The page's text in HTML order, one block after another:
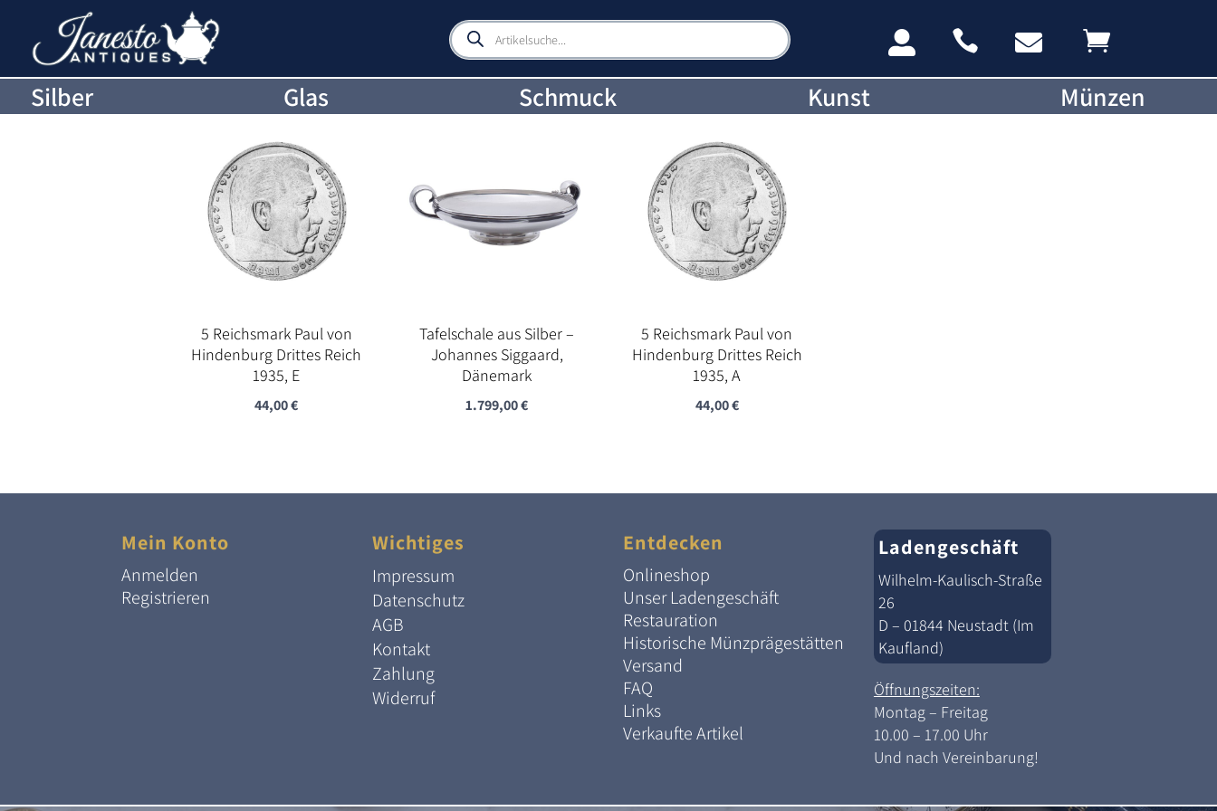
Products
search    
Silber Glas Schmuck Kunst Münzen
5 Reichsmark Paul von
Hindenburg Drittes Reich
1935, E
44,00€
Tafelschale aus Silber –
Johannes Siggaard,
Dänemark
1.799,00€
5 Reichsmark Paul von
Hindenburg Drittes Reich
1935, A
44,00€
Mein Konto
Anmelden
Registrieren
Wichtiges
Impressum
Datenschutz
AGB
Kontakt
Zahlung
Widerruf
Entdecken
Onlineshop
Unser Ladengeschäft
Restauration
Historische Münzprägestätten
Versand
FAQ
Links
Verkaufte Artikel
Ladengeschäft
Wilhelm-Kaulisch-Straße
26
D – 01844 Neustadt (Im
Kaufland)
Öffnungszeiten:
Montag – Freitag
10.00 – 17.00 Uhr
Und nach Vereinbarung!